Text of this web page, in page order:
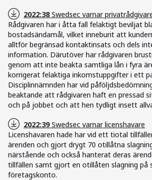
2022:38 Swedsec varnar
Rådgivaren har i åtta fall felaktigt beviljat
bostadsändamål, vilket inneburit att
alltför begränsad kontaktinsats och dels
information. Därutöver har rådgivaren
genom att inte beakta samtliga lån i fyra
korrigerat felaktiga inkomstuppgifter i ett
Disciplinnämnden har vid
beaktande att rådgivaren haft en pressad
och på jobbet och att hen tydligt insett
2022:39 Swedsec varnar licenshavare
Licenshavaren hade har vid ett tiotal
ärenden och gjort drygt 70 otillåtna
närstående och också hanterat deras
tillfällen samt gjort en otillåten slagning på
företagskonto.